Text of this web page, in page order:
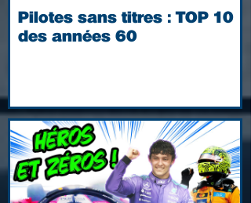
Pilotes sans titres : TOP 10
des années 60